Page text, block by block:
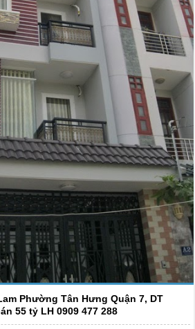
Phường Tân Hưng Quận 7, DT
55 tỷ LH 0909 477 288